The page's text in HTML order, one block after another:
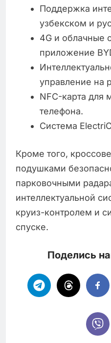
Поддержка
узбекском и
4G и облачные
приложение
управление на
NFC-карта для
телефона.
Система
Кроме того,
подушками
парковочными
интеллектуальной
круиз-контролем и
спуске.
Поделись